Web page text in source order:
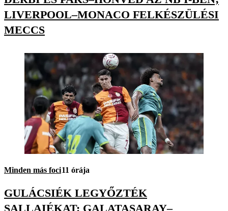
LIVERPOOL–MONACO FELKÉSZÜLÉSI
MECCS
Minden más foci11 órája
GULÁCSIÉK LEGYŐZTÉK
SALLAIÉKAT: GALATASARAY–